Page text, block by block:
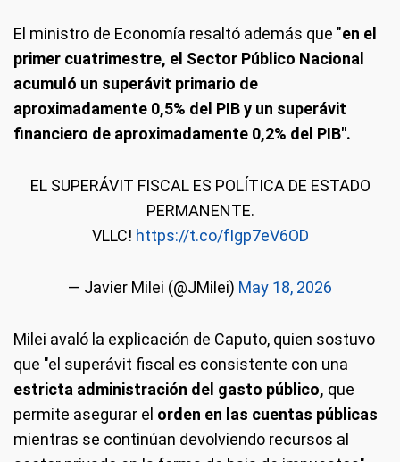
El ministro de Economía resaltó además que "en el
primer cuatrimestre, el Sector Público Nacional
acumuló un superávit primario de
aproximadamente 0,5% del PIB y un superávit
financiero de aproximadamente 0,2% del PIB".
EL SUPERÁVIT FISCAL ES POLÍTICA DE ESTADO
PERMANENTE.
VLLC! https://t.co/fIgp7eV6OD
— Javier Milei (@JMilei) May 18, 2026
Milei avaló la explicación de Caputo, quien sostuvo
que "el superávit fiscal es consistente con una
estricta administración del gasto público, que
permite asegurar el orden en las cuentas públicas
mientras se continúan devolviendo recursos al